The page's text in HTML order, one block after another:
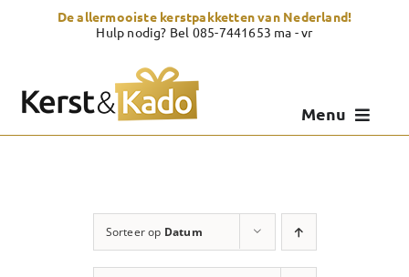
De allermooiste kerstpakketten van Nederland!
Hulp nodig? Bel 085-7441653 ma - vr
Menu
Zelf samenstellen
Sorteer op Datum